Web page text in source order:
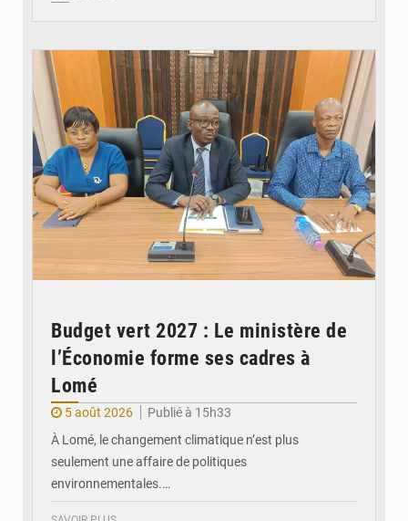
Budget vert 2027 : Le ministère de
l’Économie forme ses cadres à
Lomé
5 août 2026
Publié à 15h33
À Lomé, le changement climatique n’est plus
seulement une affaire de politiques
environnementales.…